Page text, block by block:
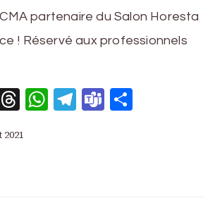
partenaire du Salon Horesta
! Réservé aux professionnels
X Threads
WhatsApp
Telegram
Teams